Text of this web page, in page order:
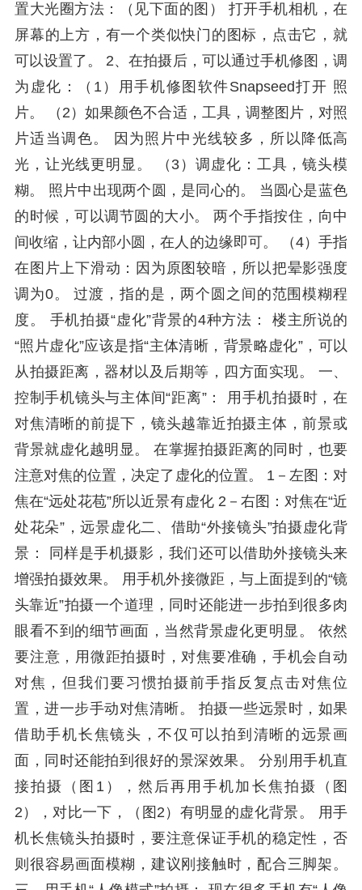
置大光圈方法：（见下面的图） 打开手机相机，在
屏幕的上方，有一个类似快门的图标，点击它，就
可以设置了。 2、在拍摄后，可以通过手机修图，调
为虚化：（1）用手机修图软件Snapseed打开 照
片。 （2）如果颜色不合适，工具，调整图片，对照
片适当调色。 因为照片中光线较多，所以降低高
光，让光线更明显。 （3）调虚化：工具，镜头模
糊。 照片中出现两个圆，是同心的。 当圆心是蓝色
的时候，可以调节圆的大小。 两个手指按住，向中
间收缩，让内部小圆，在人的边缘即可。 （4）手指
在图片上下滑动：因为原图较暗，所以把晕影强度
调为0。 过渡，指的是，两个圆之间的范围模糊程
度。 手机拍摄“虚化”背景的4种方法： 楼主所说的
“照片虚化”应该是指“主体清晰，背景略虚化”，可以
从拍摄距离，器材以及后期等，四方面实现。 一、
控制手机镜头与主体间“距离”： 用手机拍摄时，在
对焦清晰的前提下，镜头越靠近拍摄主体，前景或
背景就虚化越明显。 在掌握拍摄距离的同时，也要
注意对焦的位置，决定了虚化的位置。 1－左图：对
焦在“远处花苞”所以近景有虚化 2－右图：对焦在“近
处花朵”，远景虚化二、借助“外接镜头”拍摄虚化背
景： 同样是手机摄影，我们还可以借助外接镜头来
增强拍摄效果。 用手机外接微距，与上面提到的“镜
头靠近”拍摄一个道理，同时还能进一步拍到很多肉
眼看不到的细节画面，当然背景虚化更明显。 依然
要注意，用微距拍摄时，对焦要准确，手机会自动
对焦，但我们要习惯拍摄前手指反复点击对焦位
置，进一步手动对焦清晰。 拍摄一些远景时，如果
借助手机长焦镜头，不仅可以拍到清晰的远景画
面，同时还能拍到很好的景深效果。 分别用手机直
接拍摄（图1），然后再用手机加长焦拍摄（图
2），对比一下，（图2）有明显的虚化背景。 用手
机长焦镜头拍摄时，要注意保证手机的稳定性，否
则很容易画面模糊，建议刚接触时，配合三脚架。